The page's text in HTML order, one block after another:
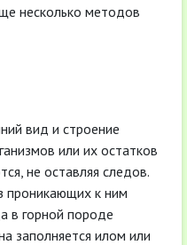
несколько методов
вид и строение
или их остатков
не оставляя следов.
проникающих к ним
в горной породе
заполняется илом или